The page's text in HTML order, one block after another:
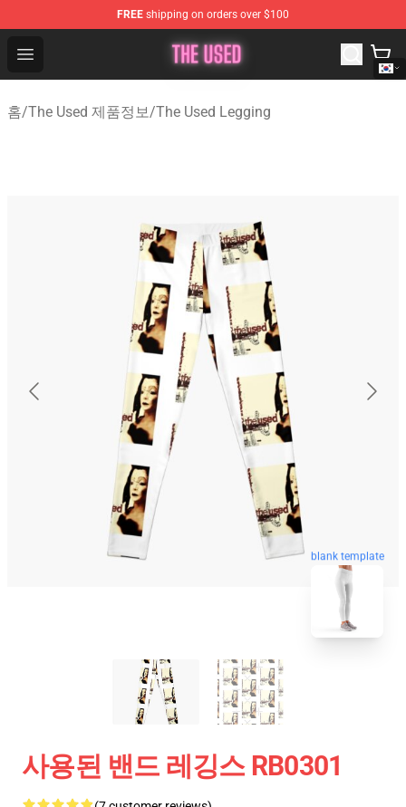
FREE shipping on orders over $100
Open menu
The Used Store - Official The Used Merchandise Shop
홈/The Used 제품정보/The Used Legging
blank template
사용된 밴드 레깅스 RB0301